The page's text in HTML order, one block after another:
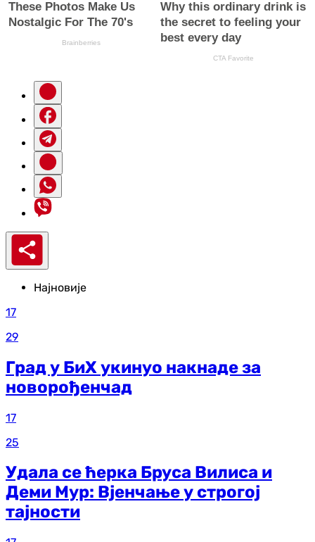
Најновије
17
29
Град у БиХ укинуо накнаде за
новорођенчад
17
25
Удала се ћерка Бруса Вилиса и
Деми Мур: Вјенчање у строгој
тајности